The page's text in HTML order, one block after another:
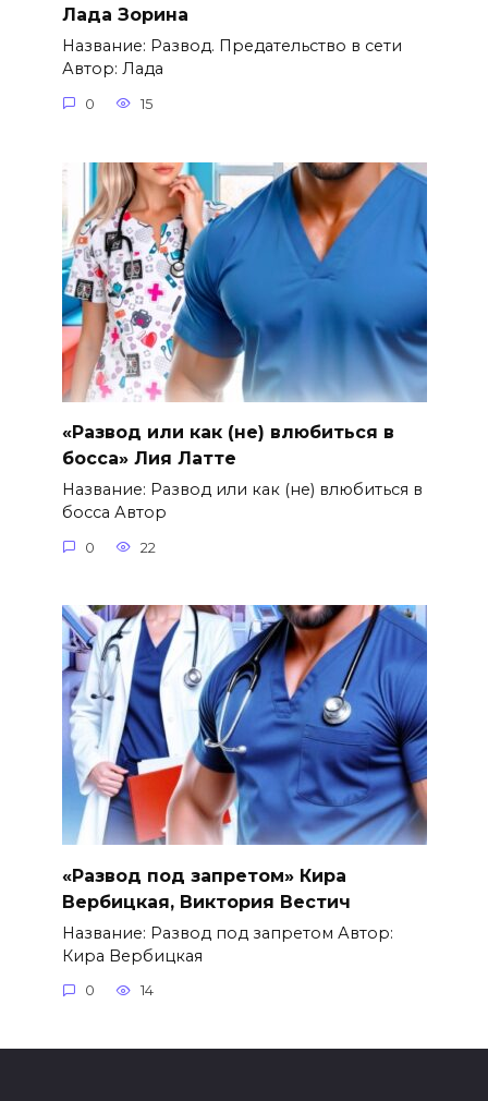
Лада Зорина
Название: Развод. Предательство в сети
Автор: Лада
0 15
«Развод или как (не) влюбиться в
босса» Лия Латте
Название: Развод или как (не) влюбиться в
босса Автор
0 22
«Развод под запретом» Кира
Вербицкая, Виктория Вестич
Название: Развод под запретом Автор:
Кира Вербицкая
0 14